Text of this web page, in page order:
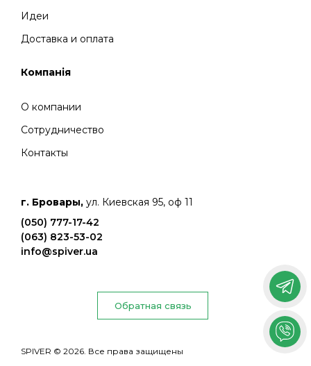
Идеи
Доставка и оплата
Компанія
О компании
Сотрудничество
Контакты
г. Бровары, ул. Киевская 95, оф 11
(050) 777-17-42
(063) 823-53-02
info@spiver.ua
SPIVER © 2026. Все права защищены
Обратная связь